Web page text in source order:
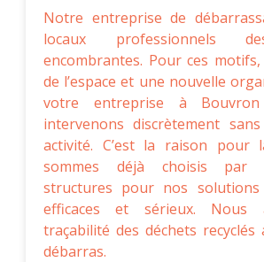
Notre entreprise de
locaux professionnels
encombrantes. Pour ces
de l’espace et une nouvelle
votre entreprise à
intervenons discrètement
activité. C’est la raison pour
sommes déjà choisis par
structures pour nos solutions
efficaces et sérieux. Nous
traçabilité des déchets recyclés
débarras.